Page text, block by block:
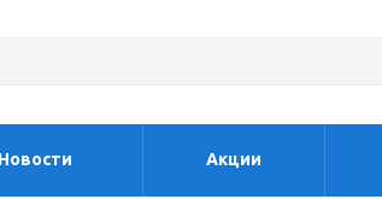
Новости Акции